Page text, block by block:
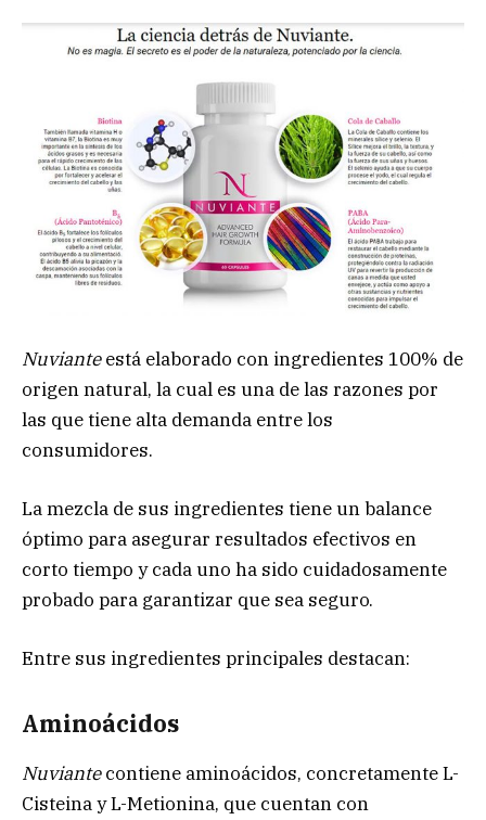
Nuvianteestá elaborado con ingredientes 100% de
origen natural, la cual es una de las razones por
las que tiene alta demanda entre los
consumidores.
La mezcla de sus ingredientes tiene un balance
óptimo para asegurar resultados efectivos en
corto tiempo y cada uno ha sido cuidadosamente
probado para garantizar que sea seguro.
Entre sus ingredientes principales destacan:
Aminoácidos
Nuviantecontiene aminoácidos, concretamente L-
Cisteina y L-Metionina, que cuentan con